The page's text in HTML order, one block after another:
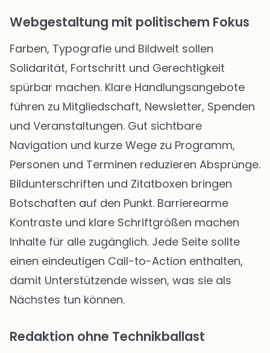
Webgestaltung mit politischem Fokus
Farben, Typografie und Bildwelt sollen
Solidarität, Fortschritt und Gerechtigkeit
spürbar machen. Klare Handlungsangebote
führen zu Mitgliedschaft, Newsletter, Spenden
und Veranstaltungen. Gut sichtbare
Navigation und kurze Wege zu Programm,
Personen und Terminen reduzieren Absprünge.
Bildunterschriften und Zitatboxen bringen
Botschaften auf den Punkt. Barrierearme
Kontraste und klare Schriftgrößen machen
Inhalte für alle zugänglich. Jede Seite sollte
einen eindeutigen Call-to-Action enthalten,
damit Unterstützende wissen, was sie als
Nächstes tun können.
Redaktion ohne Technikballast